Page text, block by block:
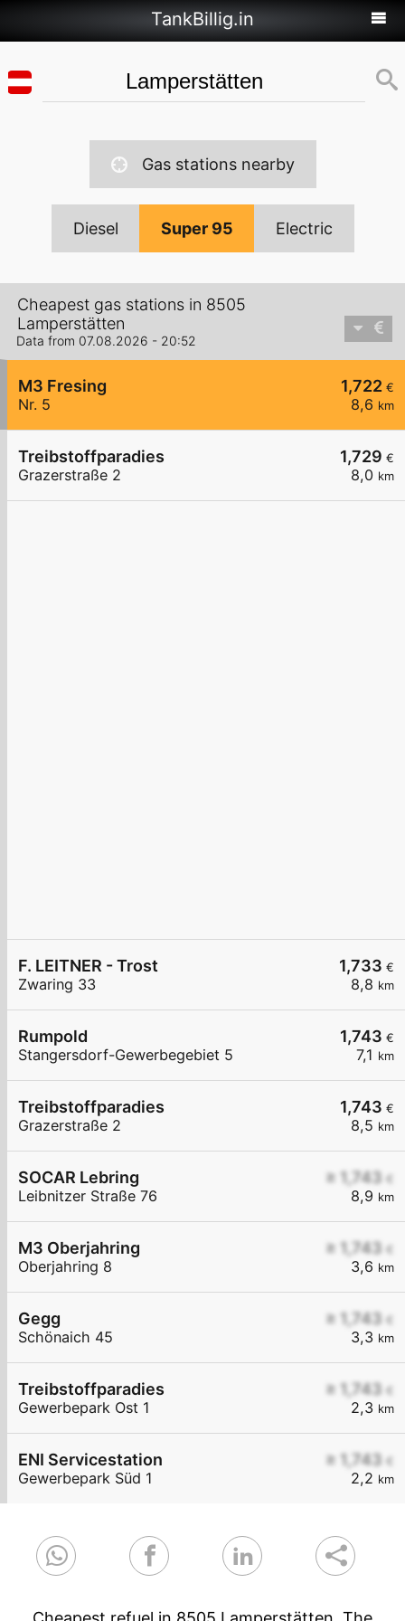
TankBillig.in
Gas stations nearby
Diesel Super 95 Electric
Cheapest gas stations in 8505
Lamperstätten
Data from 07.08.2026 - 20:52
1,722 €
8,6 km
M3 Fresing
Nr. 5
1,729 €
8,0 km
Treibstoffparadies
Grazerstraße 2
1,733 €
8,8 km
F. LEITNER - Trost
Zwaring 33
1,743 €
7,1 km
Rumpold
Stangersdorf-Gewerbegebiet 5
1,743 €
8,5 km
Treibstoffparadies
Grazerstraße 2
≥ 1,743 €
8,9 km
SOCAR Lebring
Leibnitzer Straße 76
≥ 1,743 €
3,6 km
M3 Oberjahring
Oberjahring 8
≥ 1,743 €
3,3 km
Gegg
Schönaich 45
≥ 1,743 €
2,3 km
Treibstoffparadies
Gewerbepark Ost 1
≥ 1,743 €
2,2 km
ENI Servicestation
Gewerbepark Süd 1